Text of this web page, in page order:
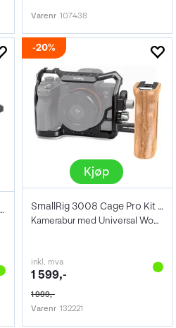
Varenr 107438
Wooden Camera Unified Baseplate Lower
20%
Kjøp
SmallRig 3008 Cage Pro Kit A7S III
Kamerabur med Universal Wood Side Handle
inkl. mva
1 599,-
1 999,-
Varenr 132221